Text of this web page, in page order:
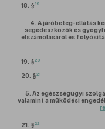
18. § 19
4. A járóbeteg-ellátás
segédeszközök és
elszámolásáról és
19. §20
20. §21
5. Az egészségügyi
valamint a működési
21. §22